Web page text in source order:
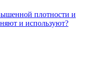
плотности и
и используют?